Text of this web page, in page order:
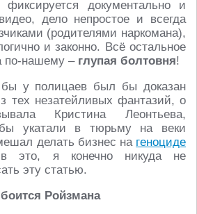
фиксируется документально и
дело непростое и всегда
(родителями наркомана),
и законно. Всё остальное
по-нашему – глупая болтовня!
у полицаев был бы доказан
тех незатейливых фантазий, о
Кристина Леонтьева,
укатали в тюрьму на веки
делать бизнес на геноциде
это, я конечно никуда не
эту статью.
Ройзмана